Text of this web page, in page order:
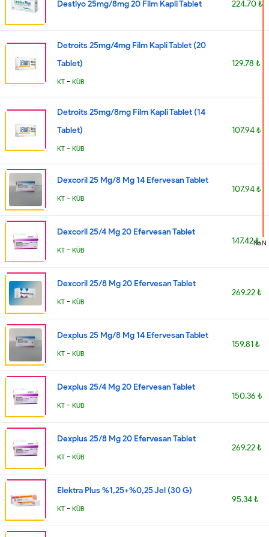
Destiyo 25mg/8mg 20 Film Kapli Tablet 224.70 ₺
Detroits 25mg/4mg Film Kapli Tablet (20
Tablet)
KT - KÜB
129.78 ₺
Detroits 25mg/8mg Film Kapli Tablet (14
Tablet)
KT - KÜB
107.94 ₺
Dexcoril 25 Mg/8 Mg 14 Efervesan Tablet
KT - KÜB
107.94 ₺
Dexcoril 25/4 Mg 20 Efervesan Tablet
KT - KÜB
147.42 ₺
Dexcoril 25/8 Mg 20 Efervesan Tablet
KT - KÜB
269.22 ₺
Dexplus 25 Mg/8 Mg 14 Efervesan Tablet
KT - KÜB
159.81 ₺
Dexplus 25/4 Mg 20 Efervesan Tablet
KT - KÜB
150.36 ₺
Dexplus 25/8 Mg 20 Efervesan Tablet
KT - KÜB
269.22 ₺
Elektra Plus %1,25+%0,25 Jel (30 G)
KT - KÜB
95.34 ₺
NaN